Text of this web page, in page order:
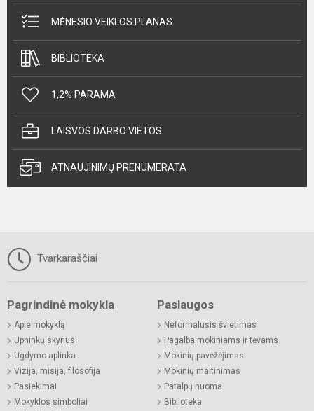
MĖNESIO VEIKLOS PLANAS
BIBLIOTEKA
1,2% PARAMA
LAISVOS DARBO VIETOS
ATNAUJINIMŲ PRENUMERATA
Tvarkaraščiai
Pagrindinė mokykla
Apie mokyklą
Upninkų skyrius
Ugdymo aplinka
Vizija, misija, filosofija
Pasiekimai
Mokyklos simboliai
Paslaugos
Neformalusis švietimas
Pagalba mokiniams ir tėvams
Mokinių pavėžėjimas
Mokinių maitinimas
Patalpų nuoma
Biblioteka